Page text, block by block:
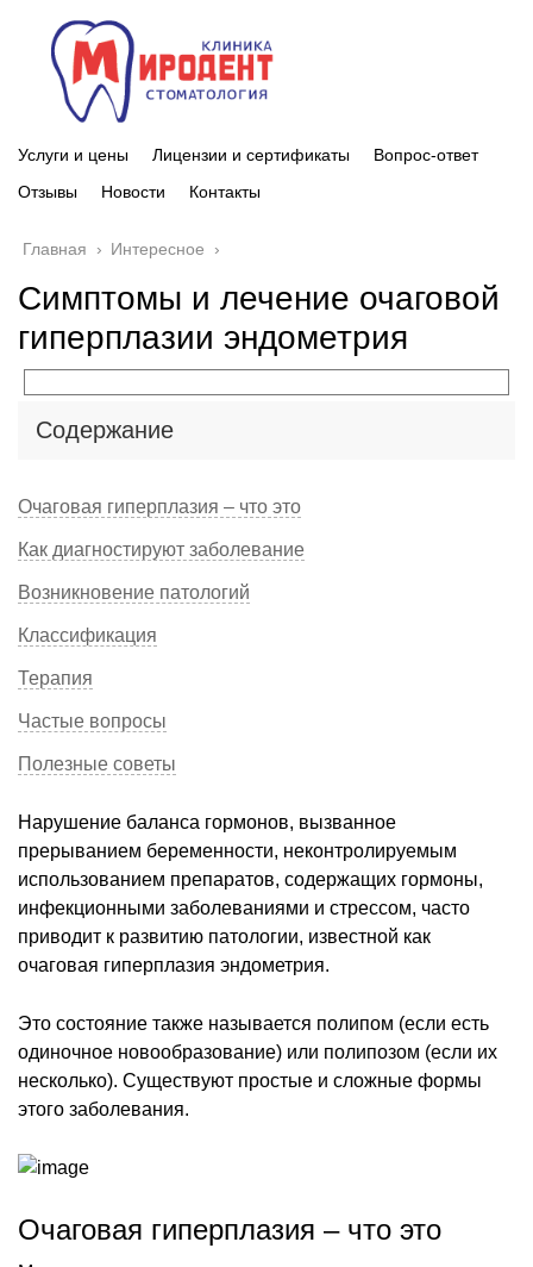
Услуги и цены Лицензии и сертификаты
Вопрос-ответ
Отзывы
Новости Контакты
Главная › Интересное ›
Симптомы и лечение очаговой
гиперплазии эндометрия
Содержание
Очаговая гиперплазия – что это
Как диагностируют заболевание
Возникновение патологий
Классификация
Терапия
Частые вопросы
Полезные советы
Нарушение баланса гормонов, вызванное
прерыванием беременности, неконтролируемым
использованием препаратов, содержащих гормоны,
инфекционными заболеваниями и стрессом, часто
приводит к развитию патологии, известной как
очаговая гиперплазия эндометрия.
Это состояние также называется полипом (если есть
одиночное новообразование) или полипозом (если их
несколько). Существуют простые и сложные формы
этого заболевания.
Очаговая гиперплазия – что это